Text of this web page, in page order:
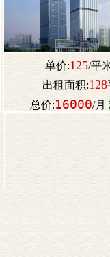
单价:125/平
出租面积:128
总价:16000/月